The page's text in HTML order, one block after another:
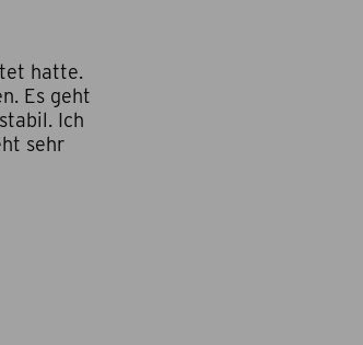
hatte.
Es geht
Ich
sehr